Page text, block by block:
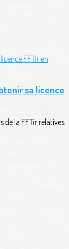
sa licence
de la FFTir relatives